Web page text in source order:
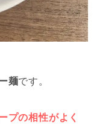
麺です。
プの相性がよく